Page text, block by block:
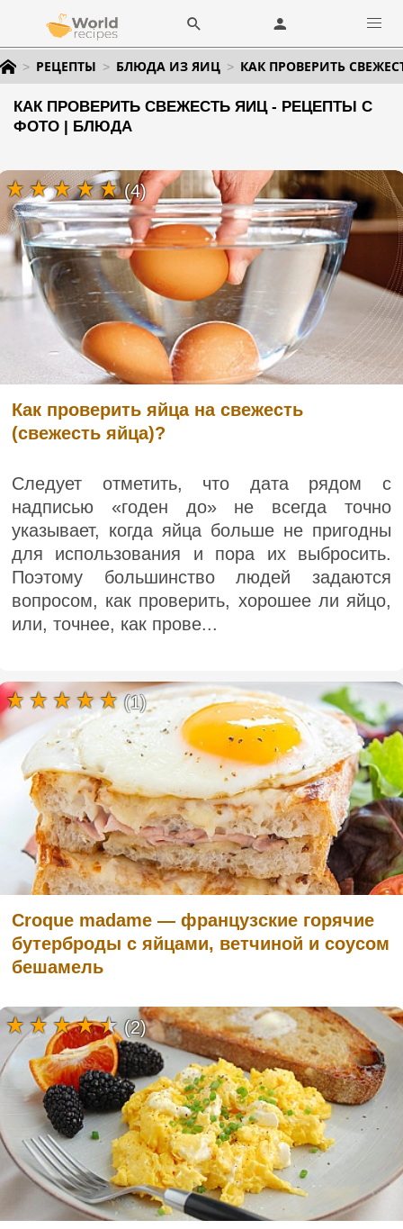
РЕЦЕПТЫ БЛЮДА ИЗ ЯИЦ КАК ПРОВЕРИТЬ
КАК ПРОВЕРИТЬ СВЕЖЕСТЬ ЯИЦ - РЕЦЕПТЫ С
ФОТО | БЛЮДА
Как проверить яйца на свежесть
(свежесть яйца)?
Следует отметить, что дата рядом с
надписью «годен до» не всегда точно
указывает, когда яйца больше не пригодны
для использования и пора их выбросить.
Поэтому большинство людей задаются
вопросом, как проверить, хорошее ли яйцо,
или, точнее, как прове...
(4)
Croque madame — французские горячие
бутерброды с яйцами, ветчиной и соусом
бешамель
(1)
(2)